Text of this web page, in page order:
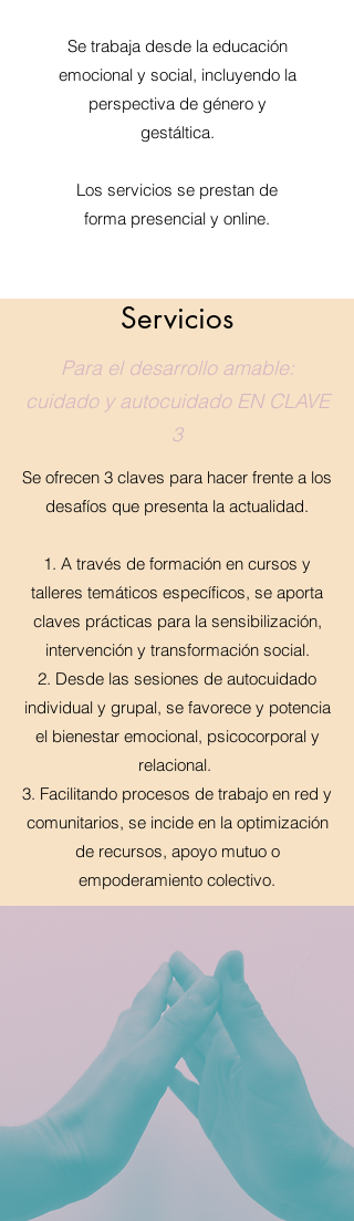
Se trabaja desde la educación
emocional y social, incluyendo la
perspectiva de género y
gestáltica.
Los servicios se prestan de
forma presencial y online.
Servicios
Para el desarrollo amable:
cuidado y autocuidado EN CLAVE
3
Se ofrecen 3 claves para hacer frente a los
desafíos que presenta la actualidad.
1. A través de formación en cursos y
talleres temáticos específicos, se aporta
claves prácticas para la sensibilización,
intervención y transformación social.
2. Desde las sesiones de autocuidado
individual y grupal, se favorece y potencia
el bienestar emocional, psicocorporal y
relacional.
3. Facilitando procesos de trabajo en red y
comunitarios, se incide en la optimización
de recursos, apoyo mutuo o
empoderamiento colectivo.